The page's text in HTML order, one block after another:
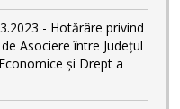
- Hotărâre privind
Asociere între Județul
și Drept a